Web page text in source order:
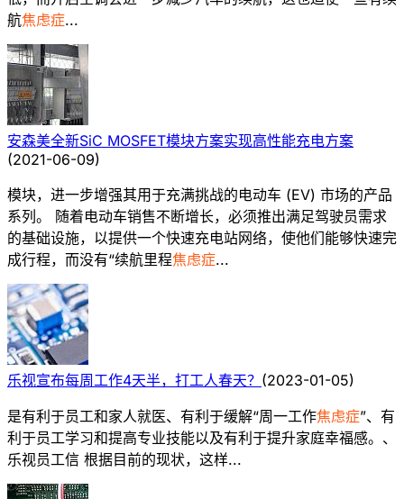
航焦虑症...
安森美全新SiC MOSFET模块方案实现高性能充电方案
(2021-06-09)
模块，进一步增强其用于充满挑战的电动车 (EV) 市场的产品
系列。 随着电动车销售不断增长，必须推出满足驾驶员需求
的基础设施，以提供一个快速充电站网络，使他们能够快速完
成行程，而没有“续航里程焦虑症...
乐视宣布每周工作4天半，打工人春天？ (2023-01-05)
是有利于员工和家人就医、有利于缓解“周一工作焦虑症”、有
利于员工学习和提高专业技能以及有利于提升家庭幸福感。、
乐视员工信 根据目前的现状，这样...